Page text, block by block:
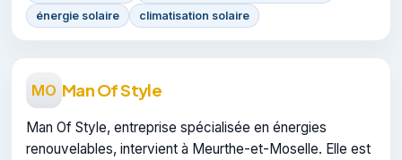
énergie solaire
climatisation solaire
MO Man Of Style
Man Of Style, entreprise spécialisée en énergies
renouvelables, intervient à Meurthe-et-Moselle. Elle est